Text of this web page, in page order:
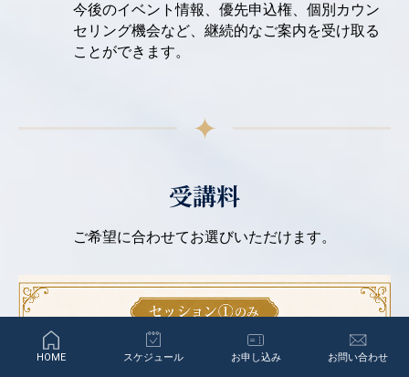
今後のイベント情報、優先申込権、個別カウン
セリング機会など、継続的なご案内を受け取る
ことができます。
受講料
ご希望に合わせてお選びいただけます。
HOME スケジュール お申し込み お問い合わせ